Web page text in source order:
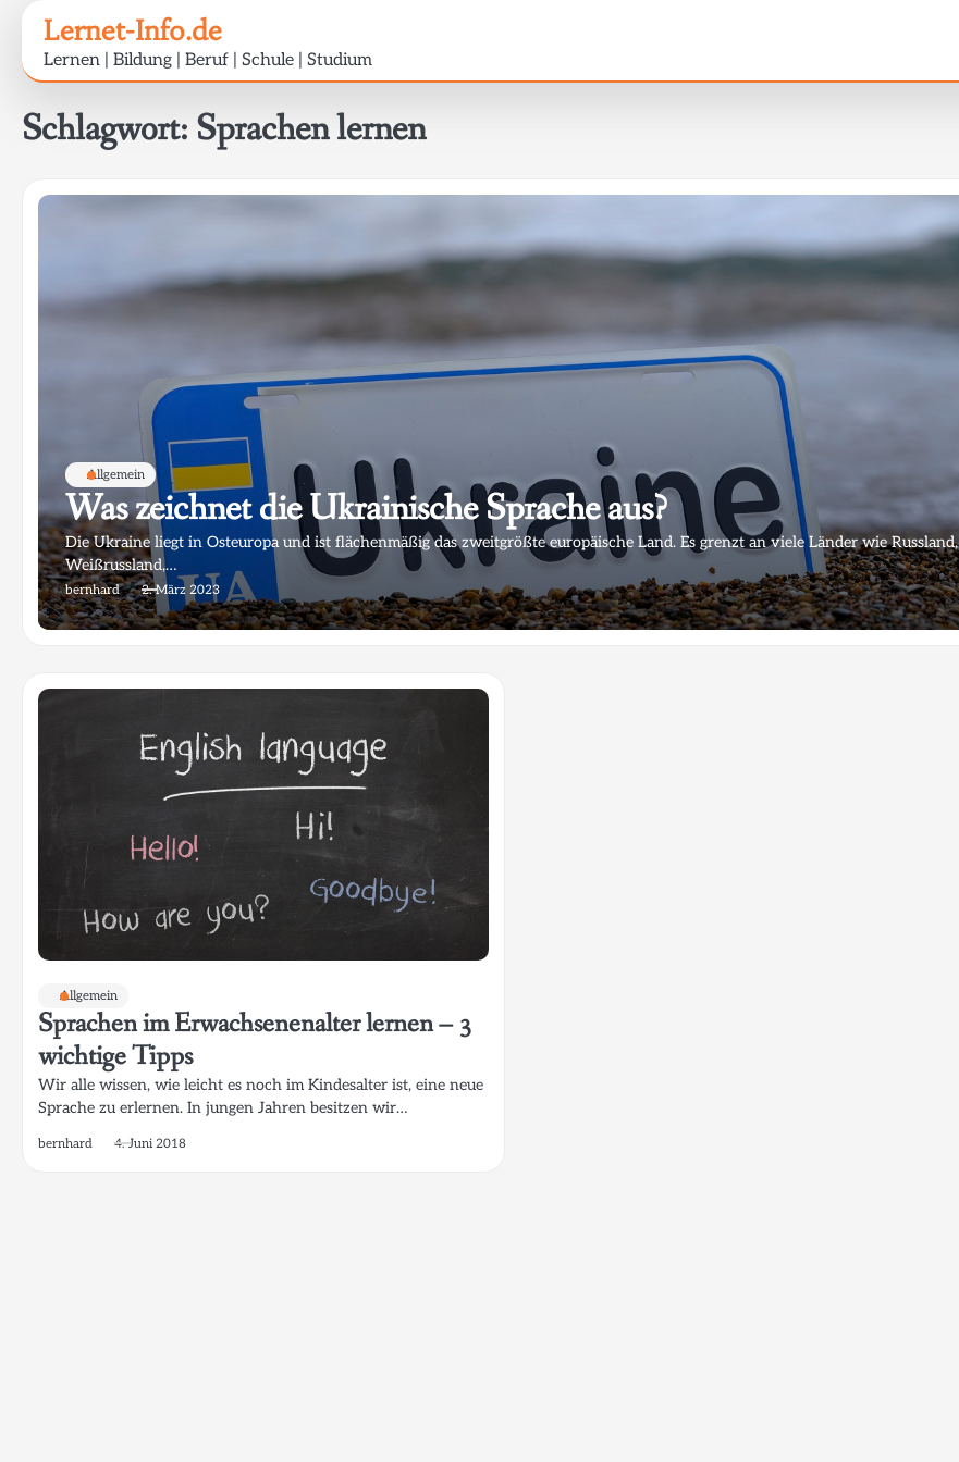
content
Lernet-Info.de
Lernen | Bildung | Beruf | Schule | Studium
Schlagwort: Sprachen lernen
Allgemein
Was zeichnet die Ukrainische Sprache aus?
Die Ukraine liegt in Osteuropa und ist flächenmäßig das zweitgrößte europäische Land. Es grenzt an viele Länder wie Russland,
Weißrussland,…
bernhard 2. März 2023
Allgemein
Sprachen im Erwachsenenalter lernen – 3
wichtige Tipps
Wir alle wissen, wie leicht es noch im Kindesalter ist, eine neue
Sprache zu erlernen. In jungen Jahren besitzen wir…
bernhard 4. Juni 2018